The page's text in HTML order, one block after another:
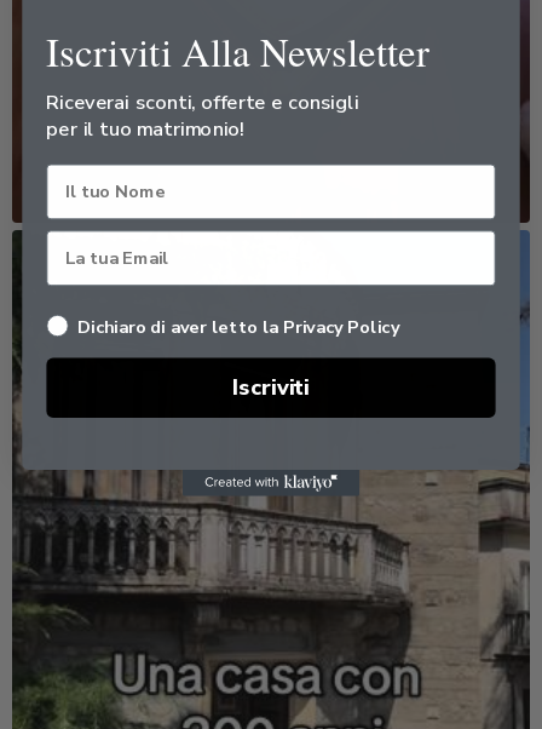
Iscriviti Alla Newsletter
Riceverai sconti, offerte e consigli
per il tuo matrimonio!
Nome
Dichiaro di aver letto la Privacy Policy
Iscriviti